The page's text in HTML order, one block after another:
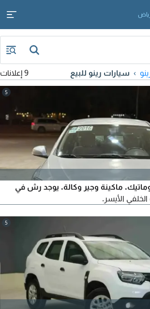
سيارات رينو للبيع 9 إعلانات
5
ماكينة وجير وكالة. يوجد رش في
الأيسر.
5